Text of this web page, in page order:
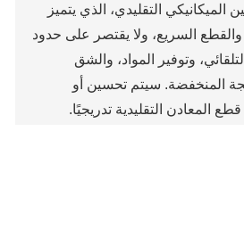
التقليدي، الذي يتميز
السريع، ولا يقتصر على حدود
وتوفير المواد، والشق
المنخفضة. سيتم تحسين أو
المعادن التقليدية تدريجيًا.